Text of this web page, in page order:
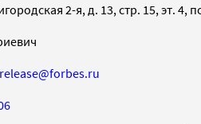
2-я, д. 13, стр. 15, эт. 4,